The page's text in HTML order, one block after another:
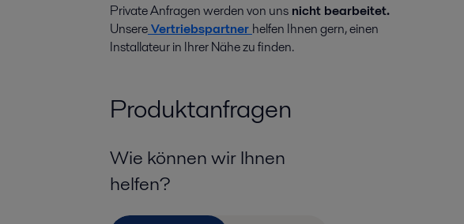
Private Anfragen werden von unsnicht bearbeitet.
UnsereVertriebspartner helfen Ihnen gern, einen
Installateur in Ihrer Nähe zu finden.
Produktanfragen
Wie können wir Ihnen
helfen?